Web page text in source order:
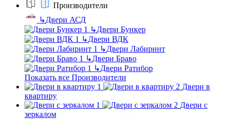
Производители
↳Двери АСД
↳Двери Бункер
↳Двери ВДК
↳Двери Лабиринт
↳Двери Браво
↳Двери Ратибор
Показать все Производители
Двери в
квартиру
Двери с
зеркалом